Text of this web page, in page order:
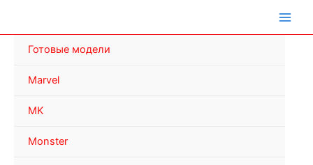
Готовые модели
Marvel
MK
Monster